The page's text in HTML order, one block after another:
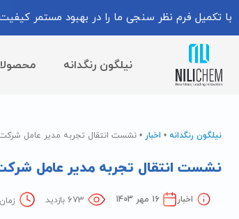
با تکمیل فرم نظر سنجی ما را در بهبود مستمر
نیلگون رنگدانه
نیلگون رنگدانه • اخبار • نشست انتقال تجربه مدیر عامل شرکت
نشست انتقال تجربه مدیر عامل شرکت
اخبار 16 مهر 1403 673 بازدید